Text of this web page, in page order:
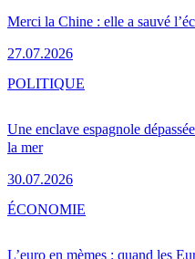
Merci la Chine : elle a sauvé
27.07.2026
Une enclave espagnole
la mer
30.07.2026
POLITIQUE
L’euro en mèmes : quand les
ÉCONOMIE